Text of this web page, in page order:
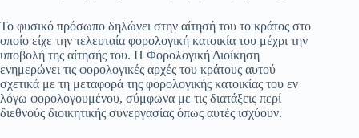
Το φυσικό πρόσωπο δηλώνει στην αίτησή του το κράτος στο
οποίο είχε την τελευταία φορολογική κατοικία του μέχρι την
υποβολή της αίτησής του. Η Φορολογική Διοίκηση
ενημερώνει τις φορολογικές αρχές του κράτους αυτού
σχετικά με τη μεταφορά της φορολογικής κατοικίας του εν
λόγω φορολογουμένου, σύμφωνα με τις διατάξεις περί
διεθνούς διοικητικής συνεργασίας όπως αυτές ισχύουν.